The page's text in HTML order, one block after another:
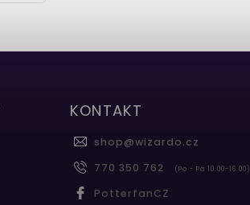
KONTAKT
shop@wizardo.cz
770 350 762
(Po - Pá 10.00-16.00)
PotterfanCZ